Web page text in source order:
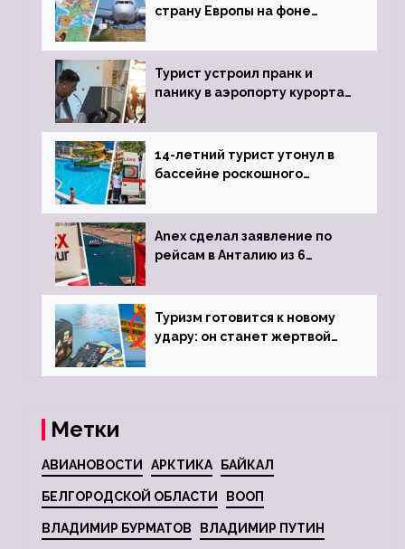
страну Европы на фоне
виз
Турист устроил пранк и
панику в аэропорту курорта,
задержке рейса
14-летний турист утонул в
бассейне роскошного
Anex сделал заявление по
рейсам в Анталию из 6
Туризм готовится к новому
удару: он станет жертвой
Метки
АВИАНОВОСТИ АРКТИКА БАЙКАЛ
БЕЛГОРОДСКОЙ ОБЛАСТИ ВООП
ВЛАДИМИР БУРМАТОВ ВЛАДИМИР ПУТИН